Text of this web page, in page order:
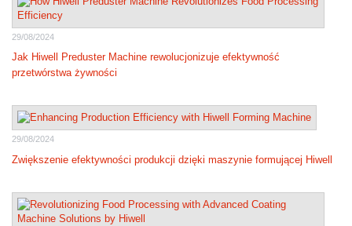
29/08/2024
Jak Hiwell Preduster Machine rewolucjonizuje efektywność
przetwórstwa żywności
29/08/2024
Zwiększenie efektywności produkcji dzięki maszynie formującej Hiwell